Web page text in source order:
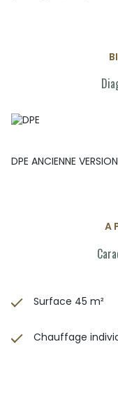
DPE ANCIENNE VERSION
A
Surface 45 m²
Chauffage